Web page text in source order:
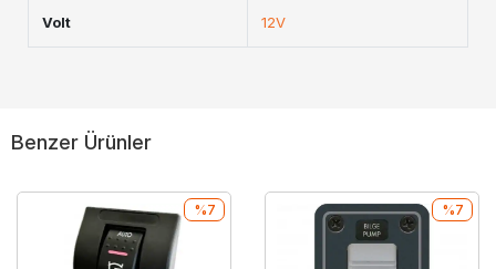
Volt 12V
Benzer Ürünler
%7 %7